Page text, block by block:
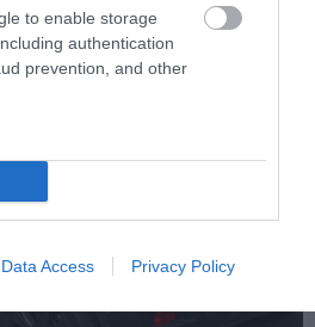
to enable storage
authentication
prevention, and other
Data Access Privacy Policy